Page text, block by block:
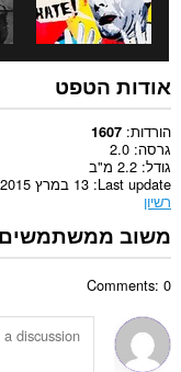
אודות הטפט
הורדות 1607
גרסה 2.0
גודל 2.2 מ"ב
Last update 13 במרץ 2015
רשיון
משוב ממשתמשים
Comments: 0